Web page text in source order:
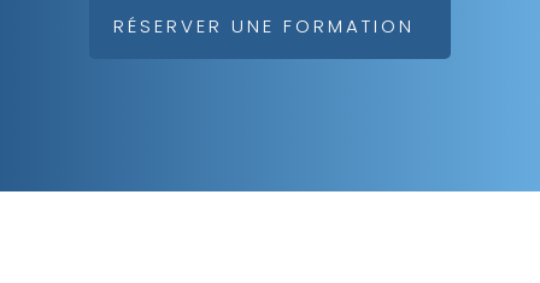
RÉSERVER UNE FORMATION